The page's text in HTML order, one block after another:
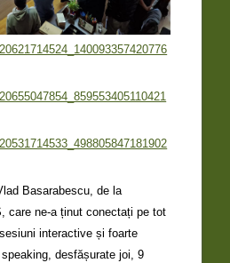
Basarabescu, de la
care ne-a ținut conectați pe tot
interactive și foarte
desfășurate joi, 9